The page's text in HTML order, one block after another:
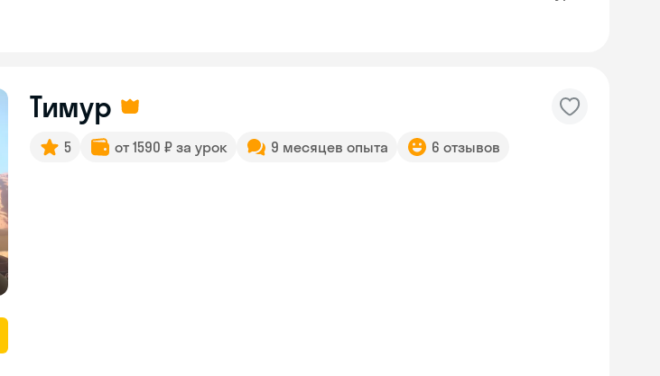
Тимур
5 от 1590 ₽ за урок 9 месяцев опыта 6 отзывов